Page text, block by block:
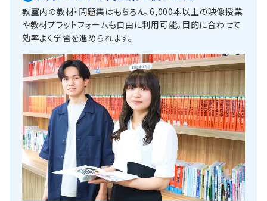
教室内の教材・問題集はもちろん、6,000本以上の映像授業
や教材プラットフォームも自由に利用可能。目的に合わせて
効率よく学習を進められます。